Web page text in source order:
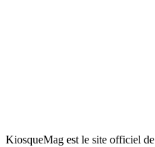
KiosqueMag est le site officiel de